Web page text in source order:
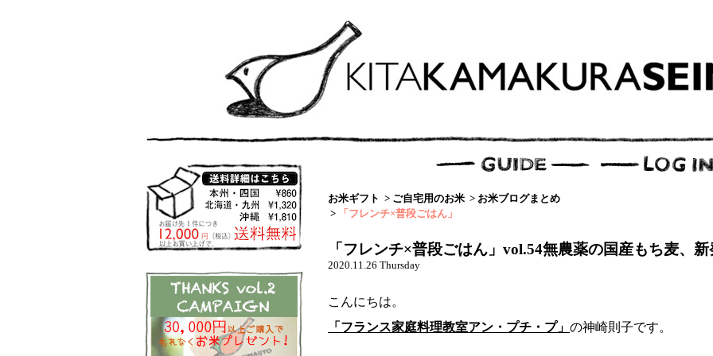
お米ギフト > ご自宅用のお米 > お米ブログまとめ
>
「フレンチ×普段ごはん」
「フレンチ×普段ごはん」vol.54無農薬の国産もち麦、
2020.11.26 Thursday
こんにちは。
「フランス家庭料理教室アン・プチ・プ」 の神崎則子です。